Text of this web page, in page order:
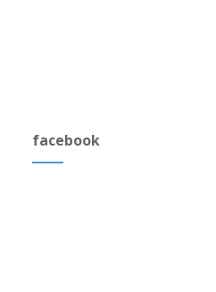
facebook